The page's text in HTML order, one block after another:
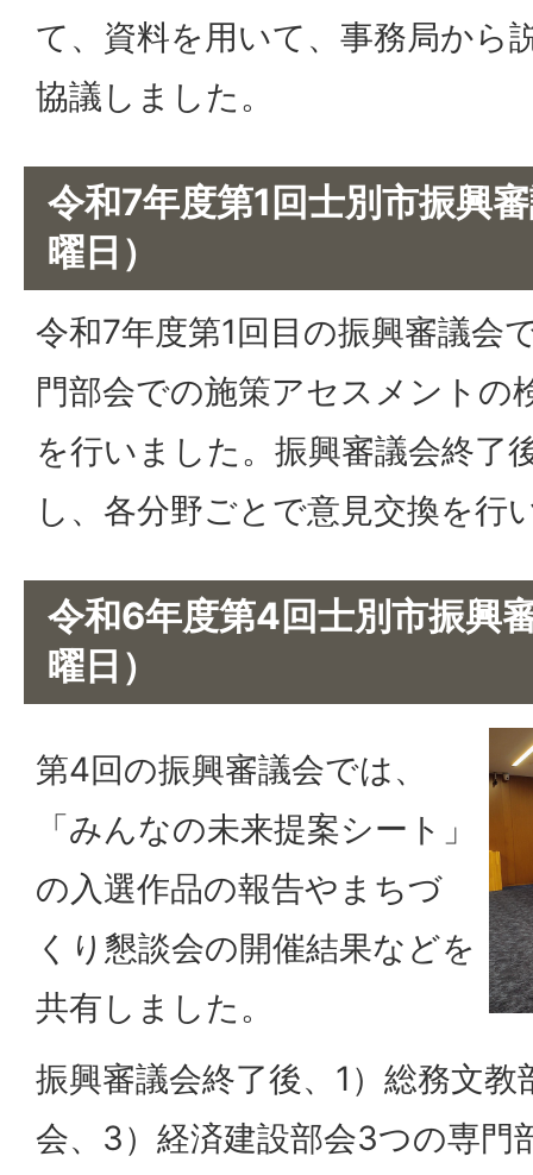
て、資料を用いて、事務局から
協議しました。
令和7年度第1回士別市振興
曜日）
令和7年度第1回目の振興審議会
門部会での施策アセスメントの
を行いました。振興審議会終了
し、各分野ごとで意見交換を行
令和6年度第4回士別市振興
曜日）
第4回の振興審議会では、
「みんなの未来提案シート」
の入選作品の報告やまちづ
くり懇談会の開催結果などを
共有しました。
振興審議会終了後、1）総務文
会、3）経済建設部会3つの専門